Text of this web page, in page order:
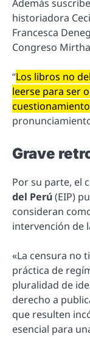
Además
historiadora
Francesca
Congreso
“Los libros no
leerse para ser
cuestionamiento
Grave
Por su parte, el
del Perú(EIP)
consideran
intervención de
«La censura no
práctica de
pluralidad de
derecho a
que resulten
esencial para